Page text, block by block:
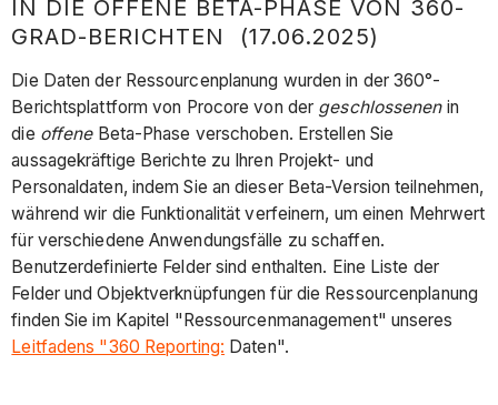
IN DIE OFFENE BETA-PHASE VON 360-
GRAD-BERICHTEN (17.06.2025)
Die Daten der Ressourcenplanung wurden in der 360°-
Berichtsplattform von Procore von der geschlossenen in
die offeneBeta-Phase verschoben. Erstellen Sie
aussagekräftige Berichte zu Ihren Projekt- und
Personaldaten, indem Sie an dieser Beta-Version teilnehmen,
während wir die Funktionalität verfeinern, um einen Mehrwert
für verschiedene Anwendungsfälle zu schaffen.
Benutzerdefinierte Felder sind enthalten. Eine Liste der
Felder und Objektverknüpfungen für die Ressourcenplanung
finden Sie im Kapitel "Ressourcenmanagement" unseres
Leitfadens "360 Reporting: Daten".